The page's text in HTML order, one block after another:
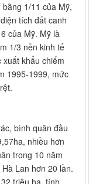
1/11 của Mỹ,
tích đất canh
của Mỹ. Mỹ là
1/3 nền kinh tế
khẩu chiếm
1995-1999, mức
bình quân đầu
nhiều hơn
trong 10 năm
Lan hơn 20 lần.